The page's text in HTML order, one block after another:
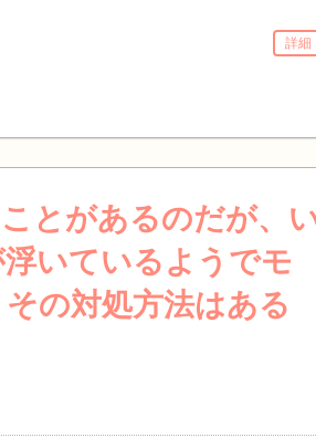
詳細
とがあるのだが、
いているようでモ
の対処方法はある